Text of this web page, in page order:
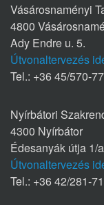
Vásárosnaményi
4800
Ady Endre u. 5.
Útvonaltervezés
Tel.: +36 45/570-
Nyírbátori
4300 Nyírbátor
Édesanyák útja 1/
Útvonaltervezés
Tel.: +36 42/281-